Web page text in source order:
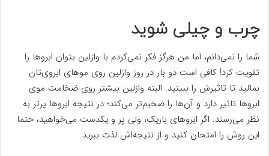
چرب و چیلی شوید
شما را نمی‌دانم، اما من هرگز فکر نمی‌کردم با وازلین بتوان ابرو‌ها را
تقویت کرد! کافی است دو بار در روز وازلین روی مو‌های ابروی‌تان
بمالید تا تاثیرش را ببینید. البته وازلین بیشتر روی ضخامت موی
ابرو‌ها تاثیر دارد و آن‌ها را ضخیم‌تر می‌کند؛ در نتیجه ابرو‌ها پرتر به‌
نظر می‌رسند. اگر ابرو‌های باریک، ولی پر و یکدست می‌خواهید، حتما
این روش را امتحان کنید و از نتیجه‌اش لذت ببرید.